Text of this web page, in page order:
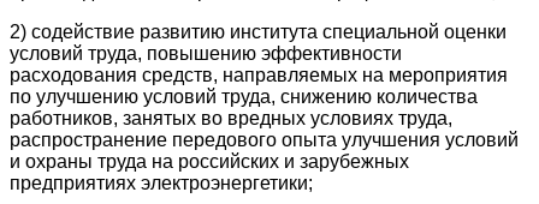
2) содействие развитию института специальной оценки
условий труда, повышению эффективности
расходования средств, направляемых на мероприятия
по улучшению условий труда, снижению количества
работников, занятых во вредных условиях труда,
распространение передового опыта улучшения условий
и охраны труда на российских и зарубежных
предприятиях электроэнергетики;